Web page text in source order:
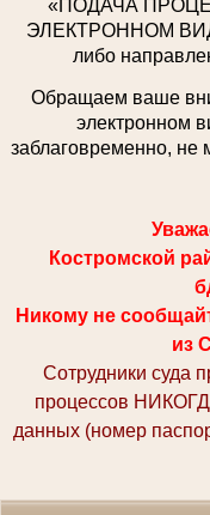
«ПОДАЧА
ЭЛЕКТРОННОМ
либо
Обращаем ваше
электронном
заблаговременно, не
Костромской
Никому не
из
Сотрудники суда
процессов
данных (номер